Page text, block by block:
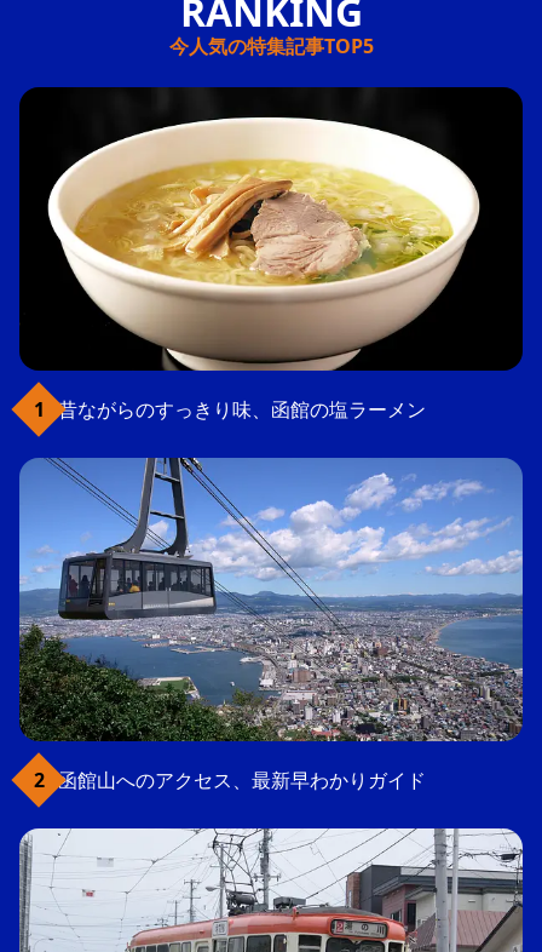
今人気の特集記事TOP5
昔ながらのすっきり味、函館の塩ラーメン
函館山へのアクセス、最新早わかりガイド